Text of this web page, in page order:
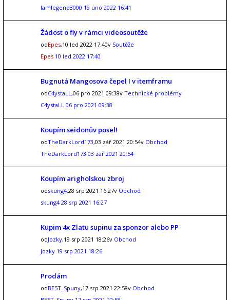
Iamlegend3000 19 úno 2022 16:41
Žádost o fly v rámci videosoutěže
odEpes,10 led 2022 17:40v Soutěže
Epes 10 led 2022 17:40
Bugnutá Mangosova čepel I v itemframu
odC4ystaLL,06 pro 2021 09:38v Technické problémy
C4ystaLL 06 pro 2021 09:38
Koupím seidonův posel!
odTheDarkLord173,03 zář 2021 20:54v Obchod
TheDarkLord173 03 zář 2021 20:54
Koupím arigholskou zbroj
odskung4,28 srp 2021 16:27v Obchod
skung4 28 srp 2021 16:27
Kupim 4x Zlatu supinu za sponzor alebo PP
odJozky,19 srp 2021 18:26v Obchod
Jozky 19 srp 2021 18:26
Prodám
odBE5T_Spuny,17 srp 2021 22:58v Obchod